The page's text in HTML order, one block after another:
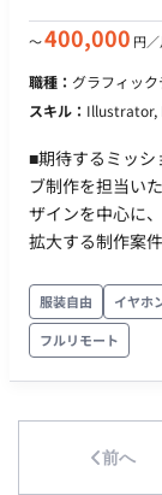
日数：週5日（
合わせを行った
ト稼働：可 ・フ
〜400,000 円／
職種： グラフィッ
スキル： Illustrator,
■期待するミッシ
ブ制作を担当い
ザインを中心に
拡大する制作案
ティブ制作】 ・
イン制作 ・広告
画クリエイティ
たアニメーション制作（
服装自由 イヤホ
フルリモート
前へ